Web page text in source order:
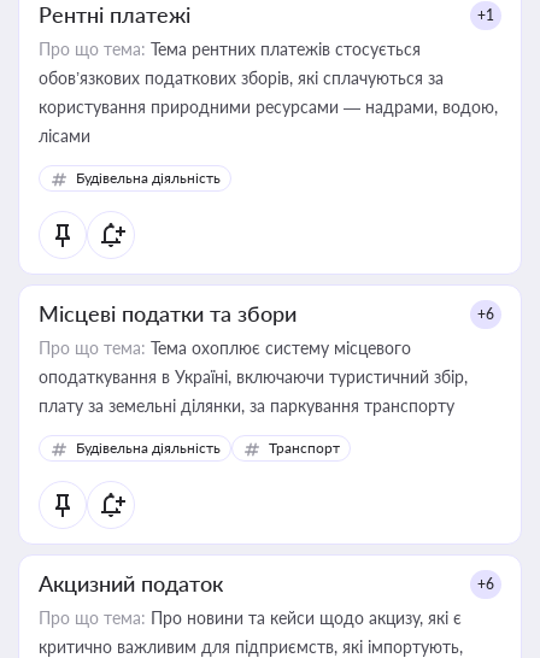
Рентні платежі +1
Про що тема: Тема рентних платежів стосується
обов’язкових податкових зборів, які сплачуються за
користування природними ресурсами — надрами, водою,
лісами
Будівельна діяльність
Місцеві податки та збори +6
Про що тема: Тема охоплює систему місцевого
оподаткування в Україні, включаючи туристичний збір,
плату за земельні ділянки, за паркування транспорту
Будівельна діяльність Транспорт
Акцизний податок +6
Про що тема: Про новини та кейси щодо акцизу, які є
критично важливим для підприємств, які імпортують,